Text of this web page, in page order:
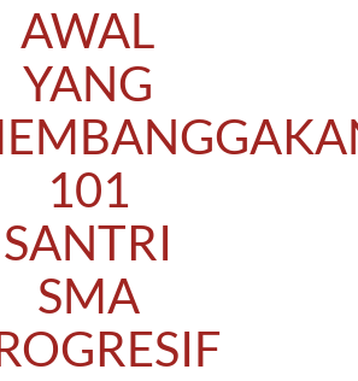
AWAL
YANG
101
SANTRI
SMA